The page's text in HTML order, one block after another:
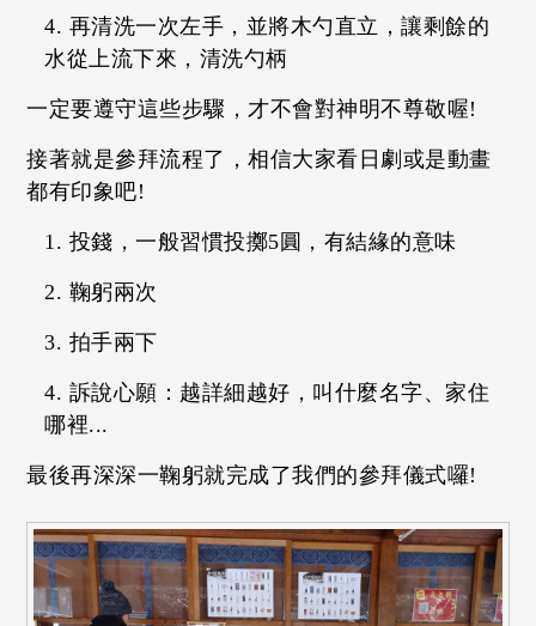
再清洗一次左手，並將木勺直立，讓剩餘的
水從上流下來，清洗勺柄
一定要遵守這些步驟，才不會對神明不尊敬喔!
接著就是參拜流程了，相信大家看日劇或是動畫
都有印象吧!
投錢，一般習慣投擲5圓，有結緣的意味
鞠躬兩次
拍手兩下
訴說心願：越詳細越好，叫什麼名字、家住
哪裡...
最後再深深一鞠躬就完成了我們的參拜儀式囉!